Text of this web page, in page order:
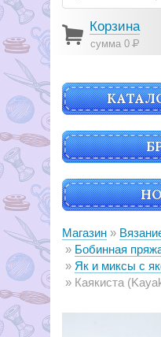
Корзина
сумма 0Р
Магазин
Бобинная
Як и миксы с
Каякиста (Kayakista, 52% бэби